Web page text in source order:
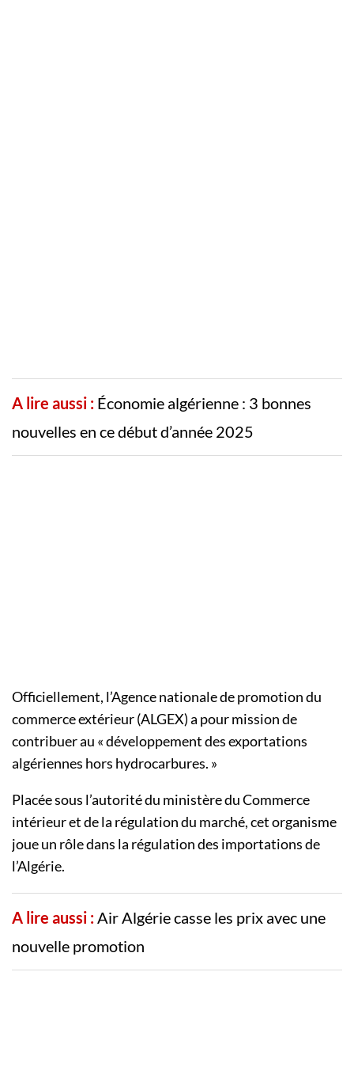
A lire aussi : Économie algérienne : 3 bonnes
nouvelles en ce début d’année 2025
Officiellement, l’Agence nationale de promotion du
commerce extérieur (ALGEX) a pour mission de
contribuer au « développement des exportations
algériennes hors hydrocarbures. »
Placée sous l’autorité du ministère du Commerce
intérieur et de la régulation du marché, cet organisme
joue un rôle dans la régulation des importations de
l’Algérie.
A lire aussi :Air Algérie casse les prix avec une
nouvelle promotion